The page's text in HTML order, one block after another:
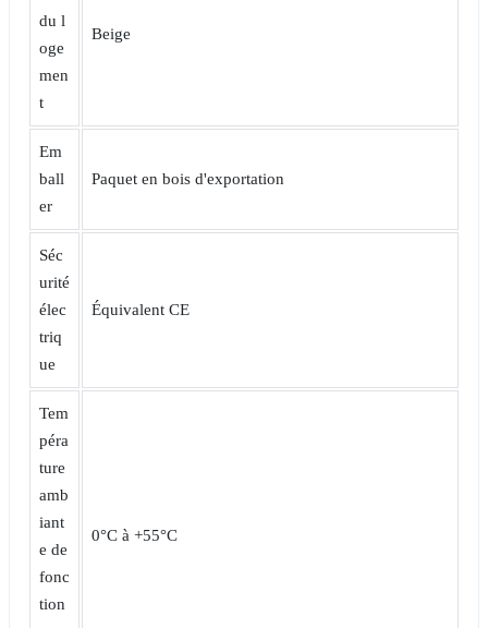
du l
oge
men
t
Beige
Em
ball
er
Paquet en bois d'exportation
Séc
urité
élec
triq
ue
Équivalent CE
Tem
péra
ture
amb
iant
e de
fonc
tion
0°C à +55°C